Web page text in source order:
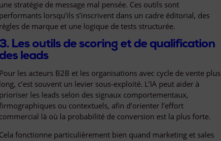
stratégie de message mal pensée. Ces outils sont
lorsqu’ils s’inscrivent dans un cadre éditorial, des
de marque et une logique de tests structurée.
Les outils de scoring et de qualification
leads
les acteurs B2B et les organisations avec cycle de vente plus
c’est souvent un levier sous-exploité. L’IA peut aider à
les leads selon des signaux comportementaux,
ou contextuels, afin d’orienter l’effort
là où la probabilité de conversion est la plus forte.
fonctionne particulièrement bien quand marketing et sales